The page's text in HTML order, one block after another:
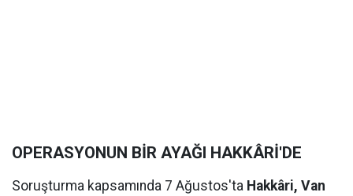
OPERASYONUN BİR AYAĞI HAKKÂRİ'DE
Soruşturma kapsamında 7 Ağustos'ta Hakkâri, Van